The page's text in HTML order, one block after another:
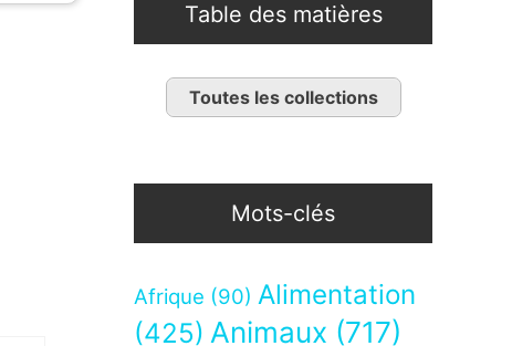
Table des matières
Toutes les collections
Mots-clés
Afrique (90) Alimentation
(425) Animaux (717)